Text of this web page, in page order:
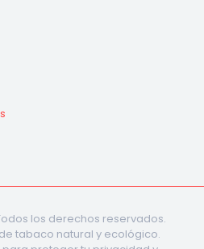
los derechos reservados.
tabaco natural y ecológico.